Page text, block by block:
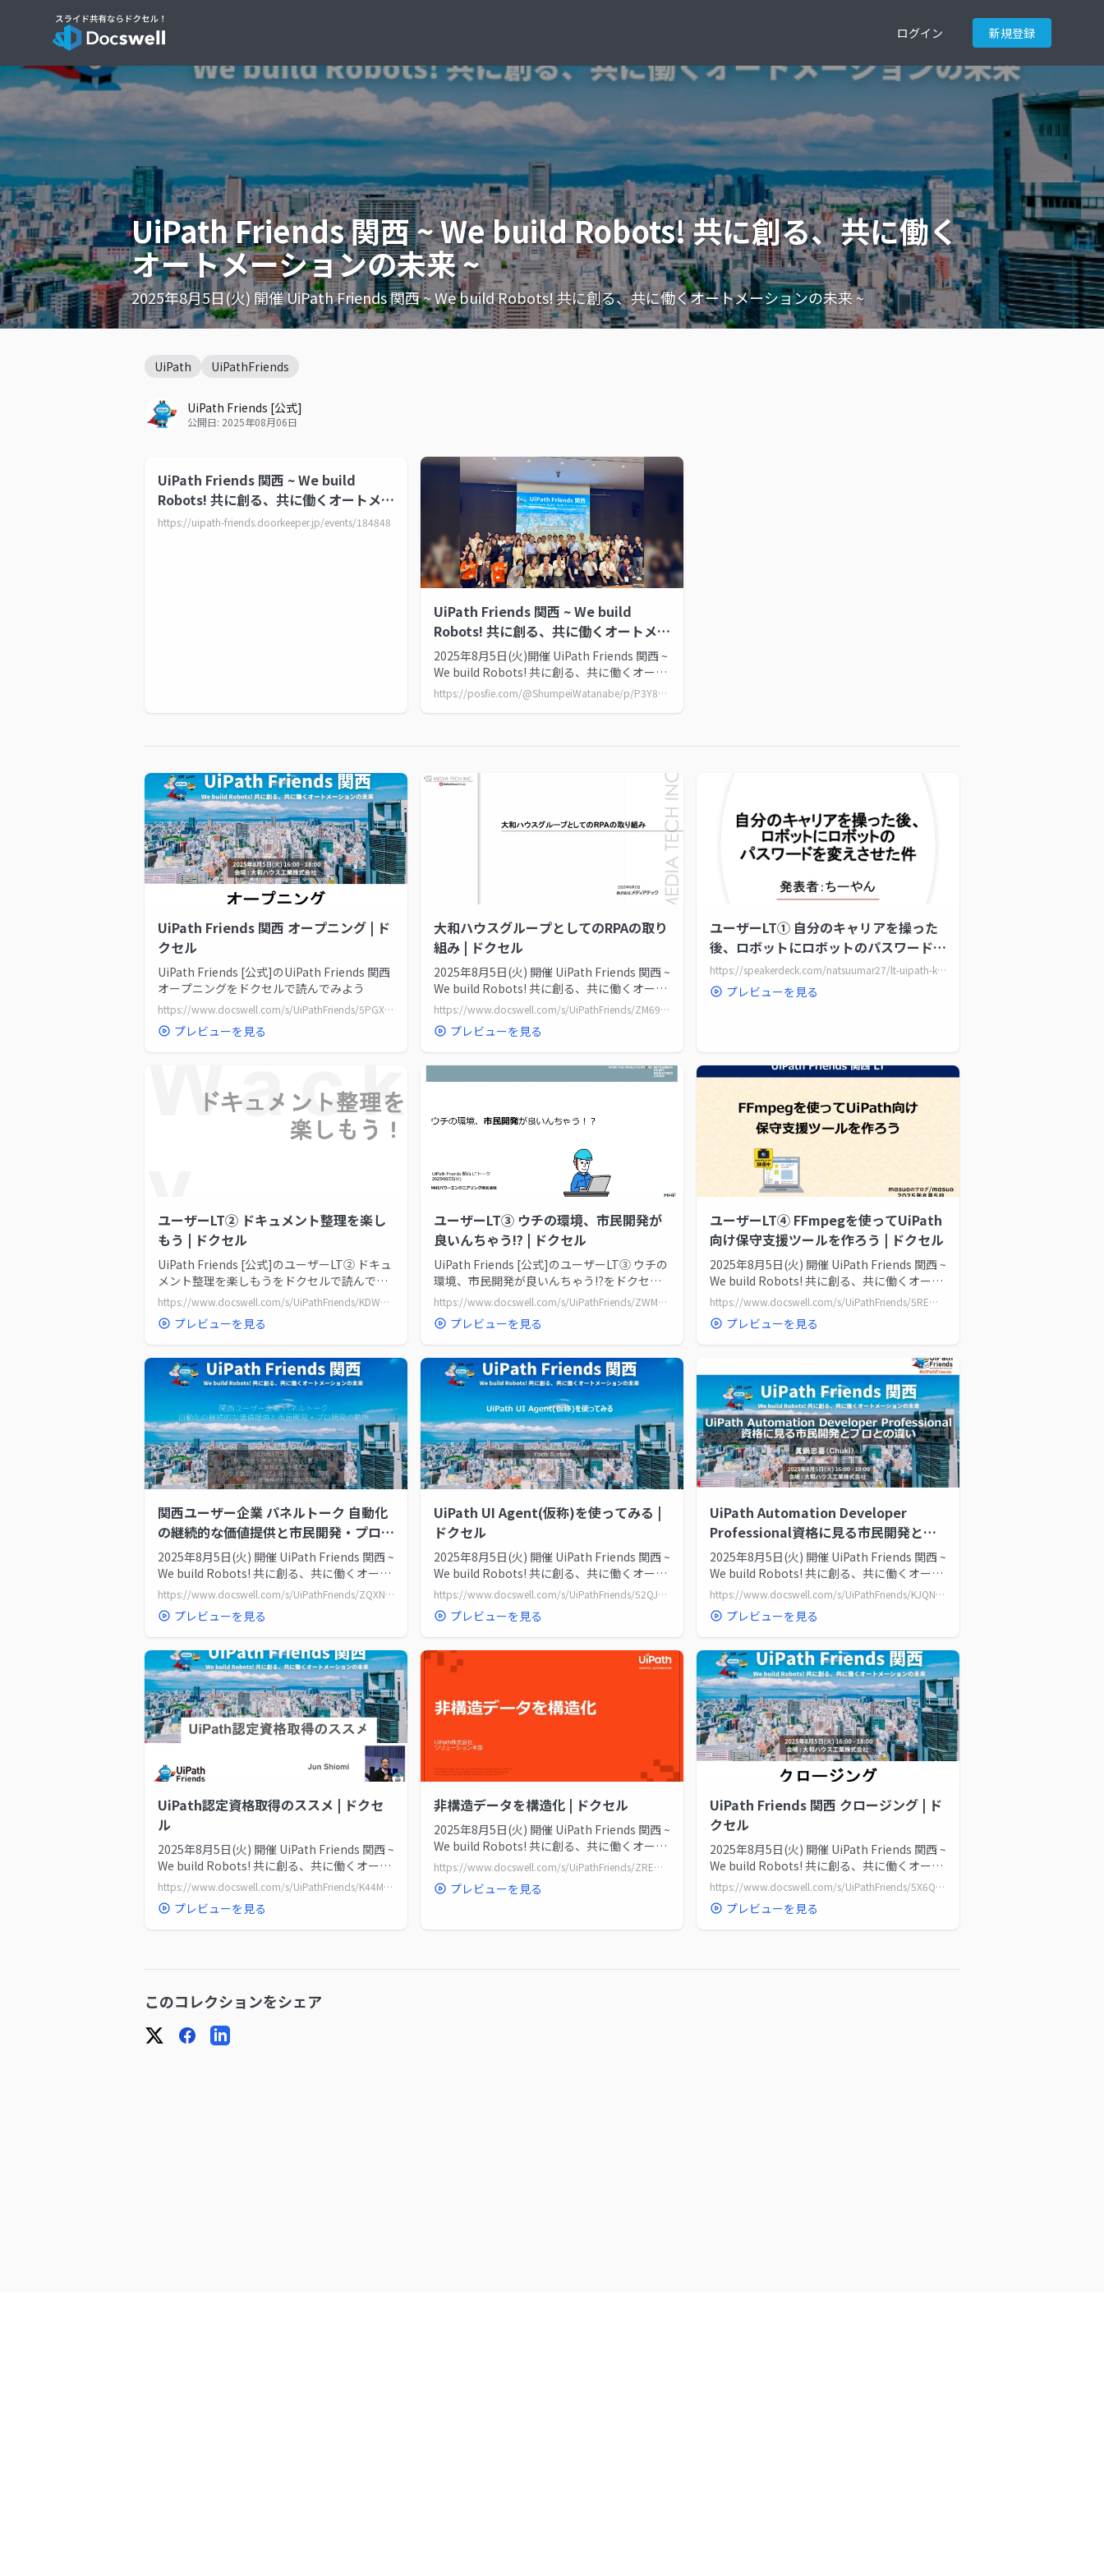
ログイン 新規登録
UiPath Friends 関西 ~ We build Robots! 共に創る、共に働く
オートメーションの未来 ~
2025年8月5日(火) 開催 UiPath Friends 関西 ~ We build Robots! 共に創る、共に働くオートメーションの未来 ~
UiPath UiPathFriends
UiPath Friends [公式]
公開日: 2025年08月06日
UiPath Friends 関西 ~ We build
Robots! 共に創る、共に働くオートメー
ションの未来 ~ - UiPath Friends [公
https://uipath-friends.doorkeeper.jp/events/184848
UiPath Friends 関西 ~ We build
Robots! 共に創る、共に働くオートメー
ションの未来 ~ ポストまとめ
2025年8月5日(火)開催 UiPath Friends 関西 ~
We build Robots! 共に創る、共に働くオート
メーションの未来 ~
https://posfie.com/@ShumpeiWatanabe/p/P3Y8wzs
UiPath Friends 関西 オープニング | ド
クセル
UiPath Friends [公式]のUiPath Friends 関西
オープニングをドクセルで読んでみよう
https://www.docswell.com/s/UiPathFriends/5PGXG2-20250805_opening/1
プレビューを見る
大和ハウスグループとしてのRPAの取り
組み | ドクセル
2025年8月5日(火) 開催 UiPath Friends 関西 ~
We build Robots! 共に創る、共に働くオート
メーションの未...
https://www.docswell.com/s/UiPathFriends/ZM69Q8-20250805_MediaTech
プレビューを見る
ユーザーLT① 自分のキャリアを操った
後、ロボットにロボットのパスワードを
変えさせた件
https://speakerdeck.com/natsuumar27/lt-uipath-kiyaria-sutori-oyobi-dev
プレビューを見る
ユーザーLT② ドキュメント整理を楽し
もう | ドクセル
UiPath Friends [公式]のユーザーLT② ドキュ
メント整理を楽しもうをドクセルで読んでみ
よう
https://www.docswell.com/s/UiPathFriends/KDW6WG-20250805_LT02/1
プレビューを見る
ユーザーLT③ ウチの環境、市民開発が
良いんちゃう⁉ | ドクセル
UiPath Friends [公式]のユーザーLT③ ウチの
環境、市民開発が良いんちゃう⁉をドクセル
で読んでみよう
https://www.docswell.com/s/UiPathFriends/ZWM3M4-20250805_LT03/1
プレビューを見る
ユーザーLT④ FFmpegを使ってUiPath
向け保守支援ツールを作ろう | ドクセル
2025年8月5日(火) 開催 UiPath Friends 関西 ~
We build Robots! 共に創る、共に働くオート
メーションの未...
https://www.docswell.com/s/UiPathFriends/5REWEE-20250805_LT04
プレビューを見る
関西ユーザー企業 パネルトーク 自動化
の継続的な価値提供と市民開発・プロ開
発の勘所 | ドクセル
2025年8月5日(火) 開催 UiPath Friends 関西 ~
We build Robots! 共に創る、共に働くオート
メーションの未...
https://www.docswell.com/s/UiPathFriends/ZQXN73-20250805_KansaiUserPanel
プレビューを見る
UiPath UI Agent(仮称)を使ってみる |
ドクセル
2025年8月5日(火) 開催 UiPath Friends 関西 ~
We build Robots! 共に創る、共に働くオート
メーションの未...
https://www.docswell.com/s/UiPathFriends/52QJ77-20250805_MVP01
プレビューを見る
UiPath Automation Developer
Professional資格に見る市民開発とプ
ロとの違い | ドクセル
2025年8月5日(火) 開催 UiPath Friends 関西 ~
We build Robots! 共に創る、共に働くオート
メーションの未...
https://www.docswell.com/s/UiPathFriends/KJQNW1-20250805_MVP02
プレビューを見る
UiPath認定資格取得のススメ | ドクセ
ル
2025年8月5日(火) 開催 UiPath Friends 関西 ~
We build Robots! 共に創る、共に働くオート
メーションの未...
https://www.docswell.com/s/UiPathFriends/K44MNW-20250805_MVP03
プレビューを見る
非構造データを構造化 | ドクセル
2025年8月5日(火) 開催 UiPath Friends 関西 ~
We build Robots! 共に創る、共に働くオート
メーションの未...
https://www.docswell.com/s/UiPathFriends/ZREW8E-20250805_IXP
プレビューを見る
UiPath Friends 関西 クロージング | ド
クセル
2025年8月5日(火) 開催 UiPath Friends 関西 ~
We build Robots! 共に創る、共に働くオート
メーションの未...
https://www.docswell.com/s/UiPathFriends/5X6Q6P-20250805_closing
プレビューを見る
このコレクションをシェア
X FacebookLinkedIn